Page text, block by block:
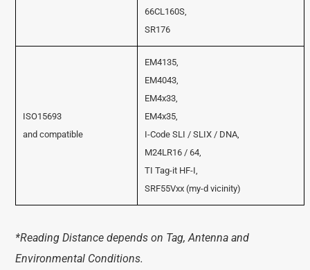
66CL160S,
SR176
ISO15693
and compatible
EM4135,
EM4043,
EM4x33,
EM4x35,
I-Code SLI / SLIX / DNA,
M24LR16 / 64,
TI Tag-it HF-I,
SRF55Vxx (my-d vicinity)
*Reading Distance depends on Tag, Antenna and
Environmental Conditions.